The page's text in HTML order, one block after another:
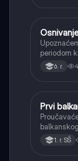
Istorija
periodom
je postao
6. r.
Istorija
Prvi
1. r. SŠ